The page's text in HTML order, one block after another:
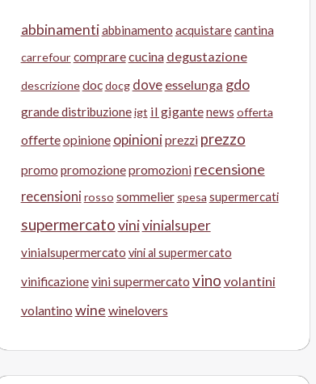
abbinamentiabbinamento acquistarecantina
carrefour comprarecucina degustazione
descrizionedocdocg dove esselunga gdo
grande distribuzioneigt il gigantenews offerta
offerteopinione opinioniprezzi prezzo
promo promozionepromozioni recensione
recensioni rosso sommelier spesa supermercati
supermercatovinivinialsuper
vinialsupermercato vini al supermercato
vinificazionevini supermercato vino volantini
volantino wine winelovers